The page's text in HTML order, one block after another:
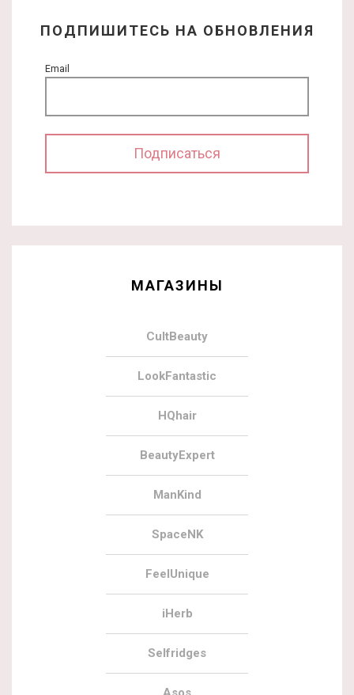
ПОДПИШИТЕСЬ НА ОБНОВЛЕНИЯ
Email
МАГАЗИНЫ
CultBeauty
LookFantastic
HQhair
BeautyExpert
ManKind
SpaceNK
FeelUnique
iHerb
Selfridges